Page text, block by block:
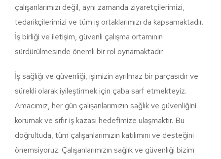
çalışanlarımızı değil, aynı zamanda ziyaretçilerimizi,
tedarikçilerimizi ve tüm iş ortaklarımızı da kapsamaktadır.
İş birliği ve iletişim, güvenli çalışma ortamının
sürdürülmesinde önemli bir rol oynamaktadır.
İş sağlığı ve güvenliği, işimizin ayrılmaz bir parçasıdır ve
sürekli olarak iyileştirmek için çaba sarf etmekteyiz.
Amacımız, her gün çalışanlarımızın sağlık ve güvenliğini
korumak ve sıfır iş kazası hedefimize ulaşmaktır. Bu
doğrultuda, tüm çalışanlarımızın katılımını ve desteğini
önemsiyoruz. Çalışanlarımızın sağlık ve güvenliği bizim